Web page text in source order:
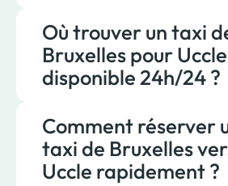
Une course vers Uccle débute
de 20 € avec Taxis Verts, sur
tarifs réglementés appliqués à
Où trouver un taxi
Bruxelles pour Uccle
disponible 24h/24 ?
Un taxi de Bruxelles vers
disponible à toute heure via
Comment réserver
taxi de Bruxelles
Uccle rapidement ?